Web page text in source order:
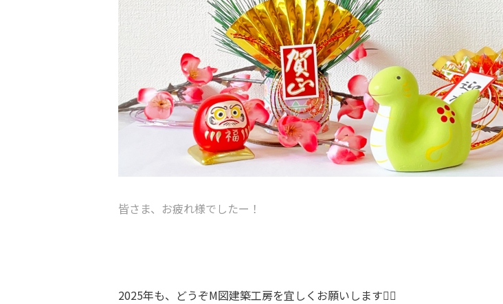
皆さま、お疲れ様でしたー！
2025年も、どうぞM図建築工房を宜しくお願いします🙇‍♀️